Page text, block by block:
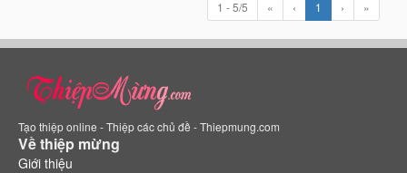
1 - 5/5 « ‹ 1 › »
Tạo thiệp online - Thiệp các chủ đề - Thiepmung.com
Về thiệp mừng
Giới thiệu